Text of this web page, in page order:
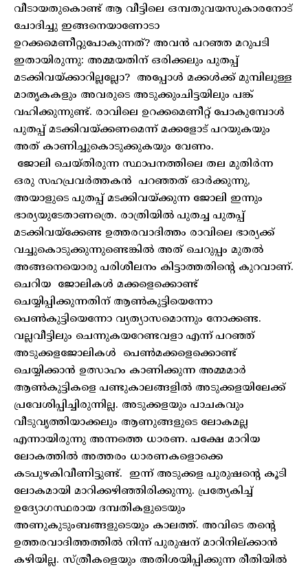
വീടായതുകൊണ്ട് ആ വീട്ടിലെ ഒമ്പതുവയസുകാരനോട്
ചോദിച്ചു ഇങ്ങനെയാണോടാ
ഉറക്കമെണീറ്റുപോകുന്നത്? അവൻ പറഞ്ഞ മറുപടി
ഇതായിരുന്നു: അമ്മയതിന് ഒരിക്കലും പുതപ്പ്
മടക്കിവയ്ക്കാറില്ലല്ലോ? അപ്പോൾ മക്കൾക്ക് മുമ്പിലുള്ള
മാതൃകകളും അവരുടെ അടുക്കുംചിട്ടയിലും പങ്ക്
വഹിക്കുന്നുണ്ട്. രാവിലെ ഉറക്കമെണീറ്റ് പോകുമ്പോൾ
പുതപ്പ് മടക്കിവയ്ക്കണമെന്ന് മക്കളോട് പറയുകയും
അത് കാണിച്ചുകൊടുക്കുകയും വേണം.
ജോലി ചെയ്തിരുന്ന സ്ഥാപനത്തിലെ തല മുതിർന്ന
ഒരു സഹപ്രവർത്തകൻ പറഞ്ഞത് ഓർക്കുന്നു,
അയാളുടെ പുതപ്പ് മടക്കിവയ്ക്കുന്ന ജോലി ഇന്നും
ഭാര്യയുടേതാണത്രെ. രാത്രിയിൽ പുതച്ച പുതപ്പ്
മടക്കിവയ്ക്കേണ്ട ഉത്തരവാദിത്തം രാവിലെ ഭാര്യക്ക്
വച്ചുകൊടുക്കുന്നുണ്ടെങ്കിൽ അത് ചെറുപ്പം മുതൽ
അങ്ങനെയൊരു പരിശീലനം കിട്ടാത്തതിന്റെ കുറവാണ്.
ചെറിയ ജോലികൾ മക്കളെക്കൊണ്ട്
ചെയ്യിപ്പിക്കുന്നതിന് ആൺകുട്ടിയെന്നോ
പെൺകുട്ടിയെന്നോ വ്യത്യാസമൊന്നും നോക്കണ്ട.
വല്ലവീട്ടിലും ചെന്നുകയറേണ്ടവളാ എന്ന് പറഞ്ഞ്
അടുക്കളജോലികൾ പെൺമക്കളെക്കൊണ്ട്
ചെയ്യിക്കാൻ ഉത്സാഹം കാണിക്കുന്ന അമ്മമാർ
ആൺകുട്ടികളെ പണ്ടുകാലങ്ങളിൽ അടുക്കളയിലേക്ക്
പ്രവേശിപ്പിച്ചിരുന്നില്ല. അടുക്കളയും പാചകവും
വീടുവൃത്തിയാക്കലും ആണുങ്ങളുടെ ലോകമല്ല
എന്നായിരുന്നു അന്നത്തെ ധാരണ. പക്ഷേ മാറിയ
ലോകത്തിൽ അത്തരം ധാരണകളൊക്കെ
കടപുഴകിവീണിട്ടുണ്ട്. ഇന്ന് അടുക്കള പുരുഷന്റെ കൂടി
ലോകമായി മാറിക്കഴിഞ്ഞിരിക്കുന്നു. പ്രത്യേകിച്ച്
ഉദ്യോഗസ്ഥരായ ദമ്പതികളുടെയും
അണുകുടുംബങ്ങളുടെയും കാലത്ത്. അവിടെ തന്റെ
ഉത്തരവാദിത്തത്തിൽ നിന്ന് പുരുഷന് മാറിനില്ക്കാൻ
കഴിയില്ല. സ്ത്രീകളെയും അതിശയിപ്പിക്കുന്ന രീതിയിൽ